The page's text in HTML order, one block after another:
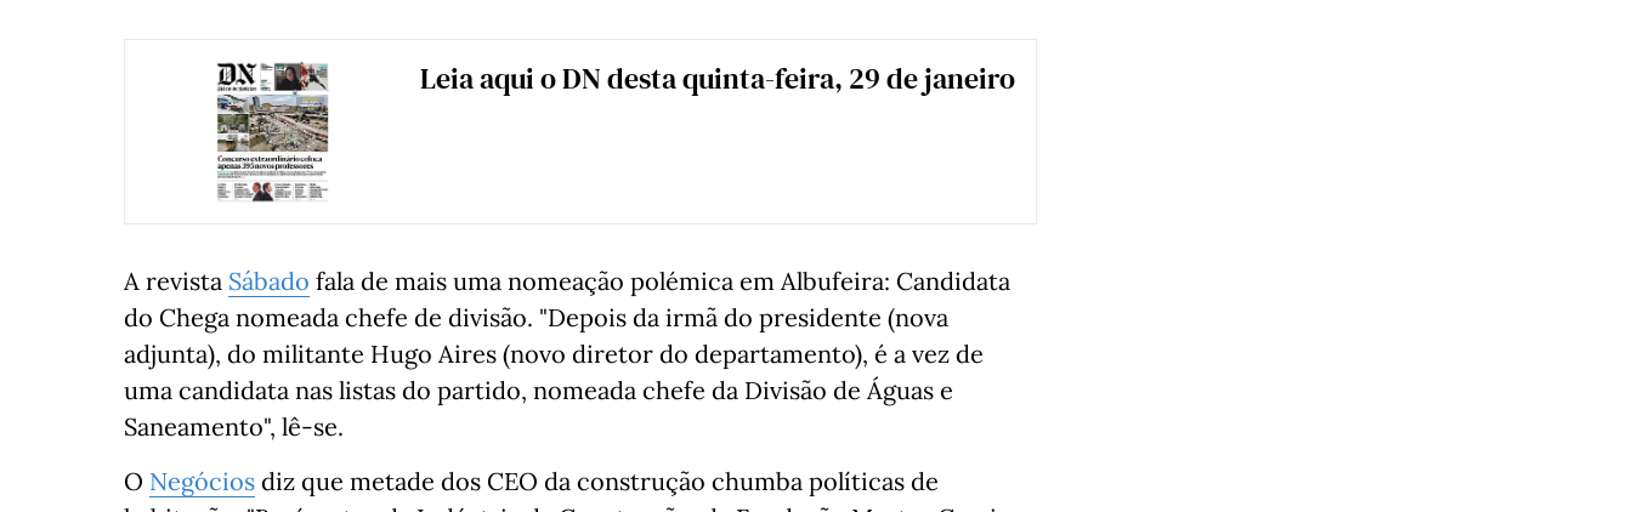
Leia aqui o DN desta quinta-feira, 29 de janeiro
A revista Sábado fala de mais uma nomeação polémica em Albufeira: Candidata
do Chega nomeada chefe de divisão. "Depois da irmã do presidente (nova
adjunta), do militante Hugo Aires (novo diretor do departamento), é a vez de
uma candidata nas listas do partido, nomeada chefe da Divisão de Águas e
Saneamento", lê-se.
O Negócios diz que metade dos CEO da construção chumba políticas de